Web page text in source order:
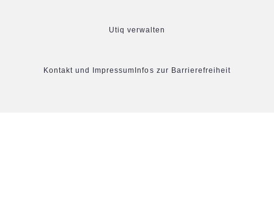
Utiq verwalten
Kontakt und Impressum Infos zur Barrierefreiheit